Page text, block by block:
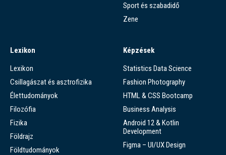
Sport és szabadidő
Zene
Lexikon
Lexikon
Csillagászat és asztrofizika
Élettudományok
Filozófia
Fizika
Földrajz
Földtudományok
Képzések
Statistics Data Science
Fashion Photography
HTML & CSS Bootcamp
Business Analysis
Android 12 & Kotlin
Development
Figma – UI/UX Design